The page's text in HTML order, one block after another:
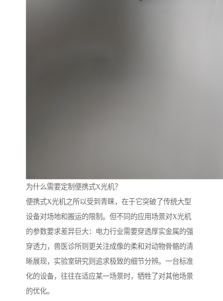
为什么需要定制便携式X光机？
便携式X光机之所以受到青睐，在于它突破了传统大型
设备对场地和搬运的限制。但不同的应用场景对X光机
的参数要求差异巨大：电力行业需要穿透厚实金属的强
穿透力，兽医诊所则更关注成像的柔和对动物骨骼的清
晰展现，实验室研究则追求极致的细节分辨。一台标准
化的设备，往往在适应某一场景时，牺牲了对其他场景
的优化。